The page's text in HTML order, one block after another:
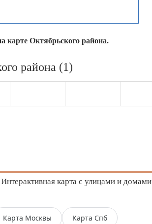
карте Октябрьского района.
района (1)
карта с улицами и домами
Карта Москвы Карта Спб